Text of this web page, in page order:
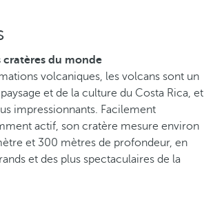
cratères du monde
volcaniques, les volcans sont un
et de la culture du Costa Rica, et
impressionnants. Facilement
actif, son cratère mesure environ
et 300 mètres de profondeur, en
et des plus spectaculaires de la